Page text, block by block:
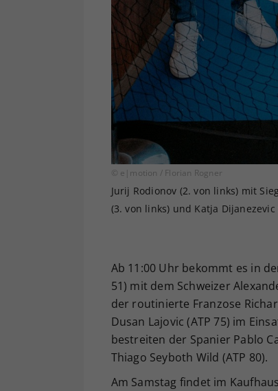
© e|motion / Florian Rogner
Jurij Rodionov (2. von links) mit
(3. von links) und Katja Dijanezevic
Ab 11:00 Uhr bekommt es in
51) mit dem Schweizer
der routinierte Franzose
Dusan Lajovic (ATP 75) im
bestreiten der Spanier Pablo
Thiago Seyboth Wild (ATP 80).
Am Samstag findet im